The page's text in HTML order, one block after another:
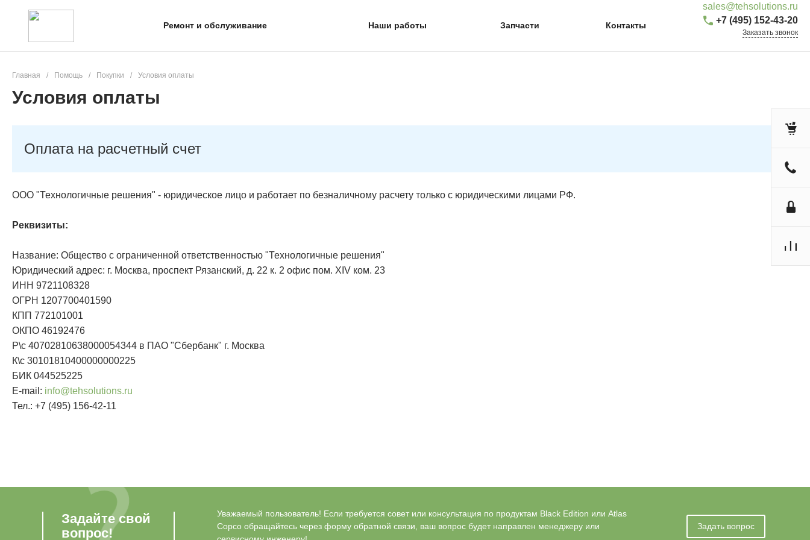
Ремонт и обслуживание Наши работы Запчасти Контакты
sales@tehsolutions.ru
+7 (495) 152-43-20
Заказать звонок
Главная / Помощь / Покупки / Условия оплаты
Условия оплаты
Оплата на расчетный счет
ООО "Технологичные решения" - юридическое лицо и работает по безналичному расчету только с юридическими лицами РФ.
Реквизиты:
Название: Общество с ограниченной ответственностью "Технологичные решения"
Юридический адрес: г. Москва, проспект Рязанский, д. 22 к. 2 офис пом. XIV ком. 23
ИНН 9721108328
ОГРН 1207700401590
КПП 772101001
ОКПО 46192476
Р\с 40702810638000054344 в ПАО "Сбербанк" г. Москва
К\с 30101810400000000225
БИК 044525225
E-mail: info@tehsolutions.ru
Тел.: +7 (495) 156-42-11
Задайте свой
вопрос!
Уважаемый пользователь! Если требуется совет или консультация по продуктам Black Edition или Atlas
Copco обращайтесь через форму обратной связи, ваш вопрос будет направлен менеджеру или
Задать вопрос